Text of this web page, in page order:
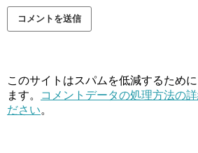
このサイトはスパムを低減するため
ます。
コメントデータの処理方法の
ださい。